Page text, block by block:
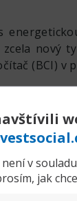
v
jak
nový
(BCI) v
potřeba
o které se
neurální